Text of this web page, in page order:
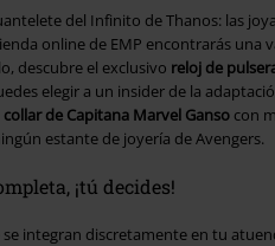
del Infinito de Thanos: las
online de EMP encontrarás una
descubre el exclusivo reloj de
elegir a un insider de la
collar de Capitana Marvel Ganso con
estante de joyería de Avengers.
¡tú decides!
se integran discretamente en tu